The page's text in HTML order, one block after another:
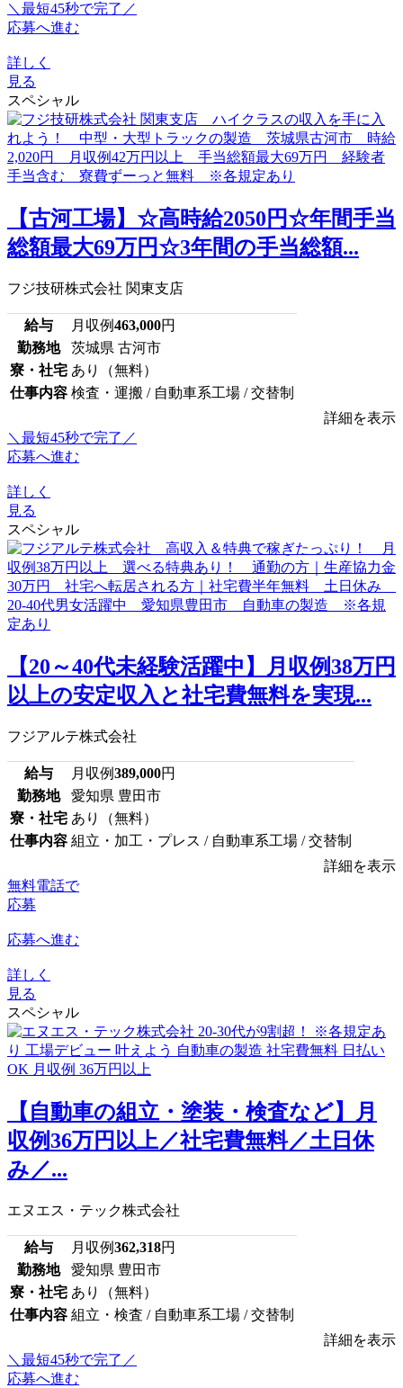
＼最短45秒で完了／
応募へ進む
詳しく
見る
スペシャル
【古河工場】☆高時給2050円☆年間手当
総額最大69万円☆3年間の手当総額...
フジ技研株式会社 関東支店
給与 月収例463,000円
勤務地
茨城県 古河市
寮・社宅 あり（無料）
仕事内容 検査・運搬 / 自動車系工場 / 交替制
詳細を表示
＼最短45秒で完了／
応募へ進む
詳しく
見る
スペシャル
【20～40代未経験活躍中】月収例38万円
以上の安定収入と社宅費無料を実現...
フジアルテ株式会社
給与 月収例389,000円
勤務地
愛知県 豊田市
寮・社宅 あり（無料）
仕事内容 組立・加工・プレス / 自動車系工場 / 交替制
詳細を表示
無料電話で
応募
応募へ進む
詳しく
見る
スペシャル
【自動車の組立・塗装・検査など】月
収例36万円以上／社宅費無料／土日休
み／...
エヌエス・テック株式会社
給与 月収例362,318円
勤務地
愛知県 豊田市
寮・社宅 あり（無料）
仕事内容 組立・検査 / 自動車系工場 / 交替制
詳細を表示
＼最短45秒で完了／
応募へ進む